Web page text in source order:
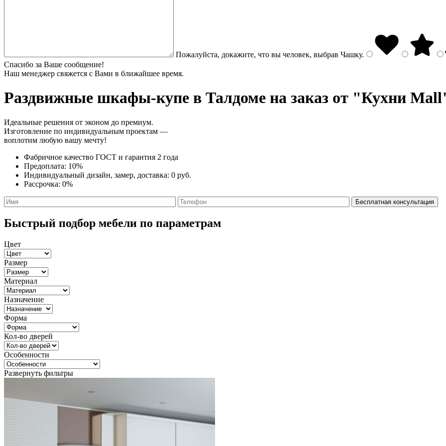
Пожалуйста, докажите, что вы человек, выбрав Чашку.
Спасибо за Ваше сообщение!
Наш менеджер свяжется с Вами в ближайшее время.
Раздвижные шкафы-купе в Талдоме на заказ от "Кухни
Идеальные решения от эконом до премиум.
Изготовление по индивидуальным проектам —
воплотим любую вашу мечту!
Фабричное качество ГОСТ и гарантия 2 года
Предоплата: 10%
Индивидуальный дизайн, замер, доставка: 0 руб.
Рассрочка: 0%
Быстрый подбор мебели по параметрам
Цвет
Размер
Материал
Назначение
Форма
Кол-во дверей
Особенности
Развернуть фильтры